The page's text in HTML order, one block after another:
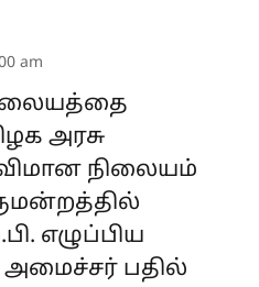
am
அரசு
நிலையம்
எழுப்பிய
அமைச்சர் பதில்